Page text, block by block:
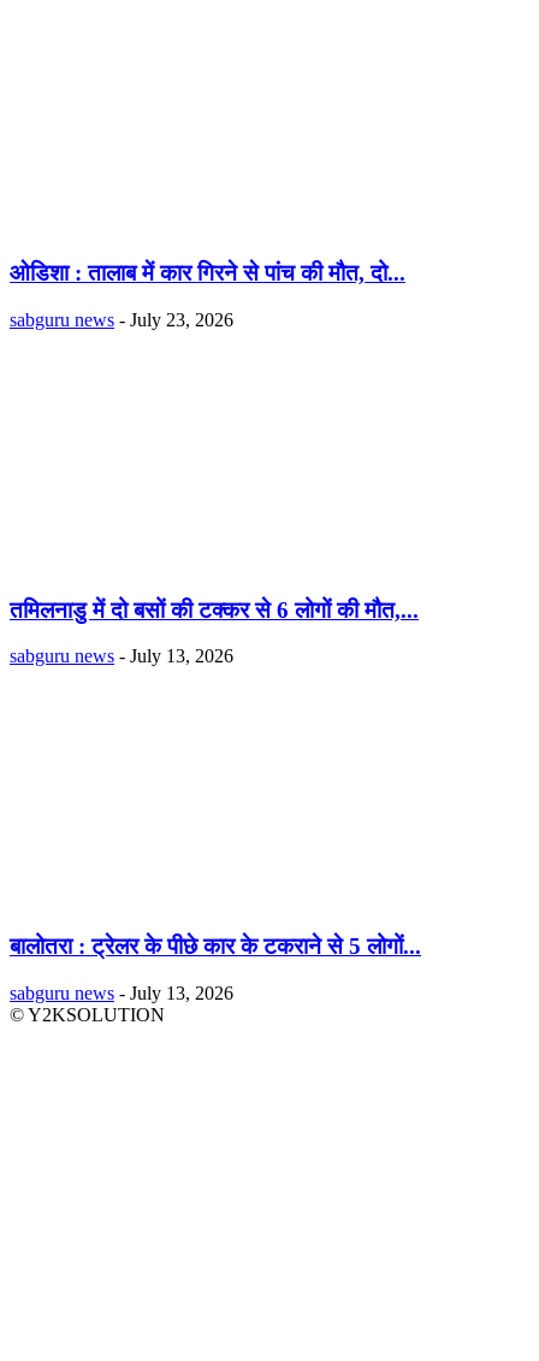
ओडिशा : तालाब में कार गिरने से पांच की मौत, दो...
sabguru news - July 23, 2026
तमिलनाडु में दो बसों की टक्कर से 6 लोगों की मौत,...
sabguru news - July 13, 2026
बालोतरा : ट्रेलर के पीछे कार के टकराने से 5 लोगों...
sabguru news - July 13, 2026
© Y2KSOLUTION